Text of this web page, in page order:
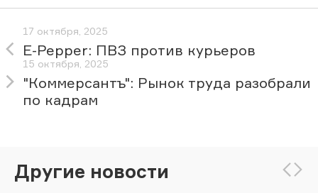
17 октября, 2025
E-Pepper: ПВЗ против курьеров
15 октября, 2025
"Коммерсантъ": Рынок труда разобрали
по кадрам
Другие новости